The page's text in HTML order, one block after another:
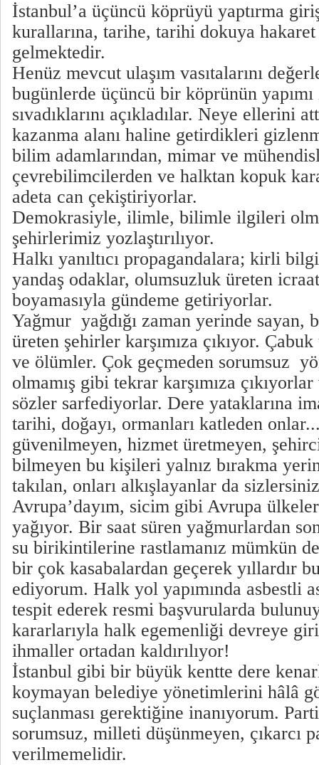
İstanbul’a üçüncü köprüyü yaptırma
kurallarına, tarihe, tarihi dokuya hakaret
gelmektedir.
Henüz mevcut ulaşım vasıtalarını
bugünlerde üçüncü bir köprünün yapımı
sıvadıklarını açıkladılar. Neye ellerini
kazanma alanı haline getirdikleri
bilim adamlarından, mimar ve
çevrebilimcilerden ve halktan kopuk
adeta can çekiştiriyorlar.
Demokrasiyle, ilimle, bilimle ilgileri
şehirlerimiz yozlaştırılıyor.
Halkı yanıltıcı propagandalara; kirli
yandaş odaklar, olumsuzluk üreten
boyamasıyla gündeme getiriyorlar.
Yağmur yağdığı zaman yerinde sayan,
üreten şehirler karşımıza çıkıyor.
ve ölümler. Çok geçmeden sorumsuz
olmamış gibi tekrar karşımıza
sözler sarfediyorlar. Dere yataklarına
tarihi, doğayı, ormanları katleden
güvenilmeyen, hizmet üretmeyen,
bilmeyen bu kişileri yalnız bırakma
takılan, onları alkışlayanlar da
Avrupa’dayım, sicim gibi Avrupa
yağıyor. Bir saat süren yağmurlardan
su birikintilerine rastlamanız mümkün
bir çok kasabalardan geçerek yıllardır
ediyorum. Halk yol yapımında asbestli
tespit ederek resmi başvurularda
kararlarıyla halk egemenliği devreye
ihmaller ortadan kaldırılıyor!
İstanbul gibi bir büyük kentte dere
koymayan belediye yönetimlerini hâlâ
suçlanması gerektiğine inanıyorum.
sorumsuz, milleti düşünmeyen, çıkarcı
verilmemelidir.